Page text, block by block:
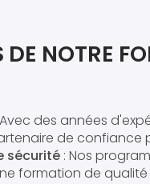
NOTRE
des années
partenaire de
sécurité : Nos
formation de qualité